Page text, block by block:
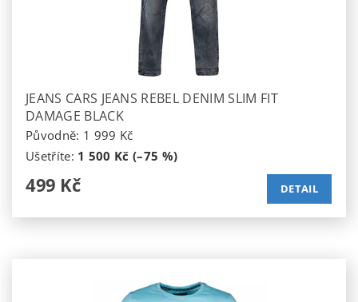
JEANS CARS JEANS REBEL DENIM SLIM FIT
DAMAGE BLACK
Původně: 1 999 Kč
Ušetříte: 1 500 Kč (–75 %)
499 Kč DETAIL